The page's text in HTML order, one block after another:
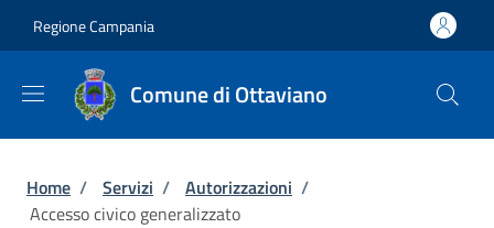
Regione Campania
Comune di Ottaviano
Briciole di pane
Home / Servizi / Autorizzazioni /
Accesso civico generalizzato